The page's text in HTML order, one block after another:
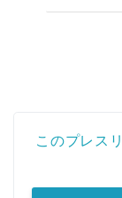
このプレス